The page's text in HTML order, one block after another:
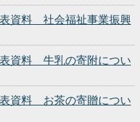
資料 社会福祉事業振興
資料 牛乳の寄附につい
資料 お茶の寄贈につい